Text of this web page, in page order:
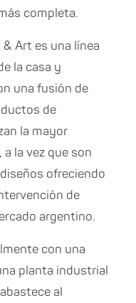
completa.
Art es una línea
la casa y
una fusión de
de
la mayor
la vez que son
ofreciendo
de
argentino.
con una
planta industrial
al